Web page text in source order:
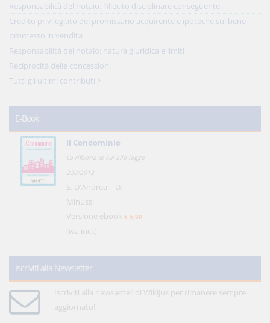
Responsabilità del notaio: l'illecito disciplinare conseguente
Credito privilegiato del promissario acquirente e ipoteche sul bene
promesso in vendita
Responsabilità del notaio: natura giuridica e limiti
Reciprocità delle concessioni
Tutti gli ultimi contributi >
E-Book
Il Condominio
La riforma di cui alla legge
220/2012
S. D'Andrea – D.
Minussi
Versione ebook € 6,99
(iva incl.)
Iscriviti alla Newsletter
Iscriviti alla newsletter di WikiJus per rimanere sempre
aggiornato!